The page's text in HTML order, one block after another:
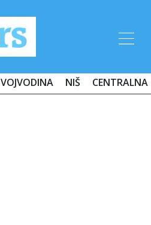
VOJVODINA NIŠ CENTRALNA